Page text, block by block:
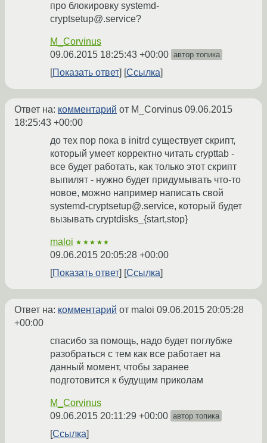
про блокировку systemd-
cryptsetup@.service?
M_Corvinus
09.06.2015 18:25:43 +00:00 автор топика
Показать ответ Ссылка
Ответ на: комментарий от M_Corvinus 09.06.2015
18:25:43 +00:00
до тех пор пока в initrd существует скрипт,
который умеет корректно читать crypttab -
все будет работать, как только этот скрипт
выпилят - нужно будет придумывать что-то
новое, можно например написать свой
systemd-cryptsetup@.service, который будет
вызывать cryptdisks_{start,stop}
maloi ★★★★★
09.06.2015 20:05:28 +00:00
Показать ответ
Ссылка
Ответ на: комментарий от maloi 09.06.2015 20:05:28
+00:00
спасибо за помощь, надо будет поглубже
разобраться с тем как все работает на
данный момент, чтобы заранее
подготовится к будущим приколам
M_Corvinus
09.06.2015 20:11:29 +00:00 автор топика
Ссылка